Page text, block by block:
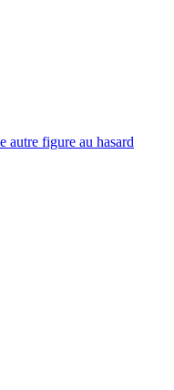
autre figure au hasard